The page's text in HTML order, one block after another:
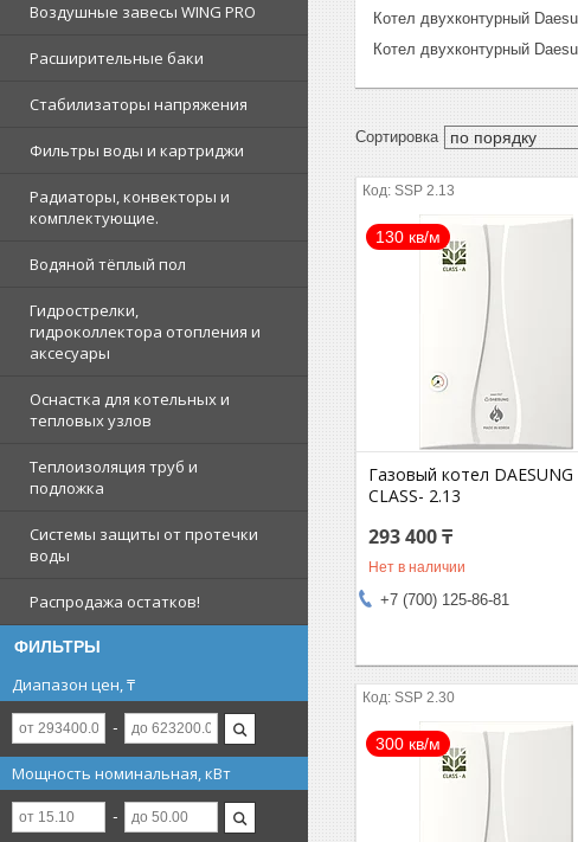
Воздушные завесы WING PRO
Расширительные баки
Стабилизаторы напряжения
Фильтры воды и картриджи
Радиаторы, конвекторы и
комплектующие.
Водяной тёплый пол
Гидрострелки,
гидроколлектора отопления и
аксесуары
Оснастка для котельных и
тепловых узлов
Теплоизоляция труб и
подложка
Системы защиты от протечки
воды
Распродажа остатков!
ФИЛЬТРЫ
Диапазон цен, ₸
Мощность номинальная, кВт
Котел двухконтурный
Котел двухконтурный
SSP 2.13
130 кв/м
Газовый котел DAESUNG
CLASS- 2.13
293 400 ₸
Нет в наличии
+7 (700) 125-86-81
SSP 2.30
300 кв/м